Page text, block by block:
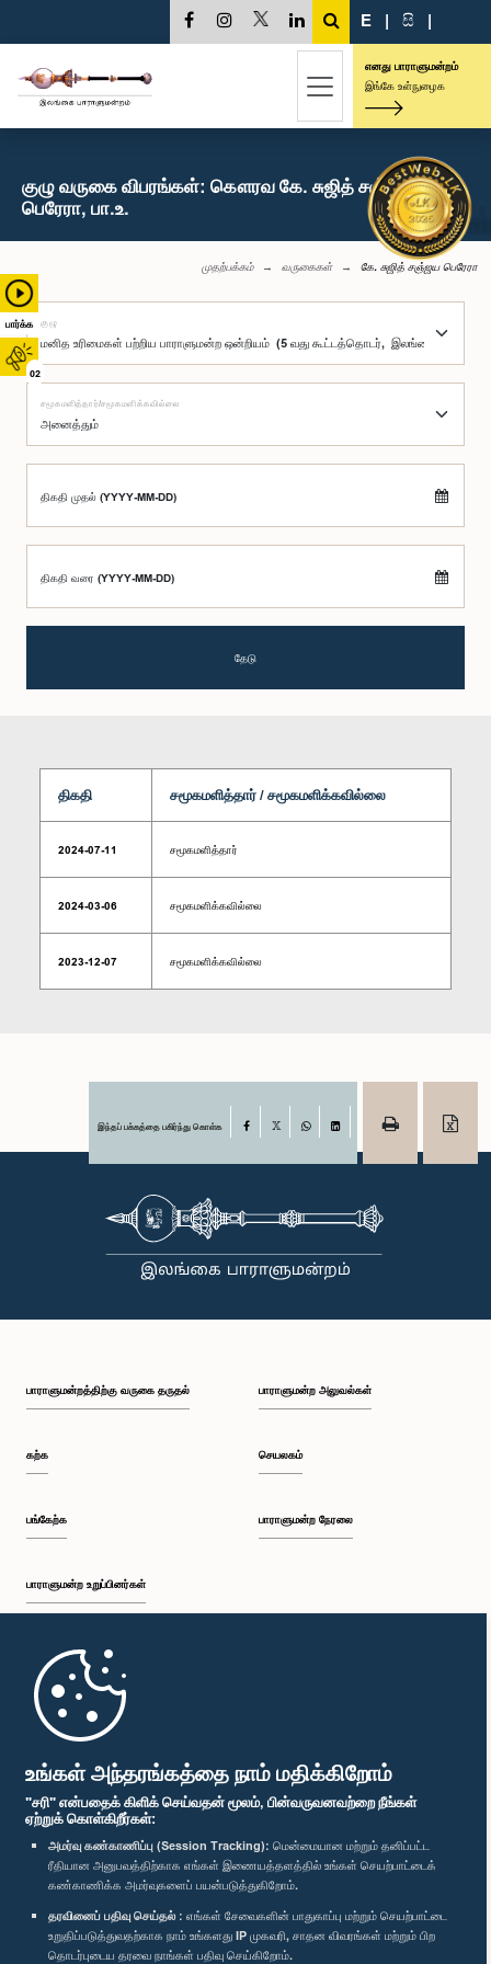
உங்கள் அந்தரங்கத்தை நாம் மதிக்கிறோம்
"சரி" என்பதைக் கிளிக் செய்வதன் மூலம், பின்வருவனவற்றை நீங்கள்
ஏற்றுக் கொள்கிறீர்கள்:
அமர்வு கண்காணிப்பு (Session Tracking): மென்மையான மற்றும் தனிப்பட்ட
ரீதியான அனுபவத்திற்காக எங்கள் இணையத்தளத்தில் உங்கள் செயற்பாட்டைக்
கண்காணிக்க அமர்வுகளைப் பயன்படுத்துகிறோம்.
தரவினைப் பதிவு செய்தல் : எங்கள் சேவைகளின் பாதுகாப்பு மற்றும் செயற்பாட்டை
உறுதிப்படுத்துவதற்காக நாம் உங்களது IP முகவரி, சாதன விவரங்கள் மற்றும் பிற
தொடர்புடைய தரவை நாங்கள் பதிவு செய்கிறோம்.
பார்க்க
02
E | සි |
எனது பாராளுமன்றம்
இங்கே உள்நுழைக
குழு வருகை விபரங்கள்: கௌரவ கே. சுஜித் சஞ்ஜய
பெரேரா, பா.உ.
முதற்பக்கம் வருகைகள் கே. சுஜித் சஞ்ஜய பெரேரா
குழு
சமூகமளித்தார்/சமூகமளிக்கவில்லை
திகதி முதல் (YYYY-MM-DD)
திகதி வரை (YYYY-MM-DD)
தேடு
திகதி சமூகமளித்தார் / சமூகமளிக்கவில்லை
2024-07-11 சமூகமளித்தார்
2024-03-06 சமூகமளிக்கவில்லை
2023-12-07 சமூகமளிக்கவில்லை
இந்தப் பக்கத்தை பகிர்ந்து கொள்க Facebook
பாராளுமன்றத்திற்கு வருகை தருதல்
கற்க
பங்கேற்க
பாராளுமன்ற உறுப்பினர்கள்
முதற்பக்கம்
பாராளுமன்ற அலுவல்கள்
செயலகம்
பாராளுமன்ற நேரலை
பாராளுமன்ற கையடக்க செயலி
எம்மை பின்தொடர்க :
விருதுகள்